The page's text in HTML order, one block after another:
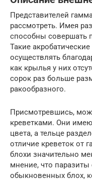
Представителей
рассмотреть. Имея
способны совершать
Такие
осуществлять
как крылья у них
сорок раз больше
ракообразного.
Присмотревшись,
креветками. Они
цвета, а тельце
отличие креветок от
блохи значительно
мнение, что паразиты
обыкновенных блох,